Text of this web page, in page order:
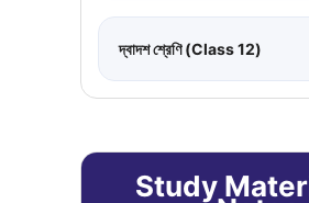
দ্বাদশ শ্রেণি (Class 12)
Study